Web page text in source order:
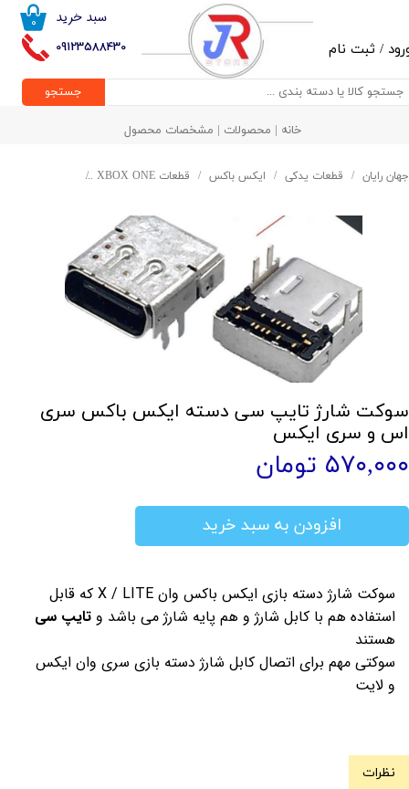
09123588430
۰ سبد خرید
/ ثبت نام
حساب کاربری من
تغییر گذر واژه
جستجو
خانه | محصولات | مشخصات محصول
جهان رایان قطعات یدکی ایکس باکس قطعات XBOX ONE
سوکت شارژ تایپ سی دسته ایکس باکس سری
اس و سری ایکس
۵۷۰,۰۰۰ تومان
افزودن به سبد خرید
سوکت شارژ دسته بازی ایکس باکس وان X / LITE که قابل
استفاده هم با کابل شارژ و هم پایه شارژ می باشد و تایپ سی
هستند
سوکتی مهم برای اتصال کابل شارژ دسته بازی سری وان ایکس
و لایت
نظرات